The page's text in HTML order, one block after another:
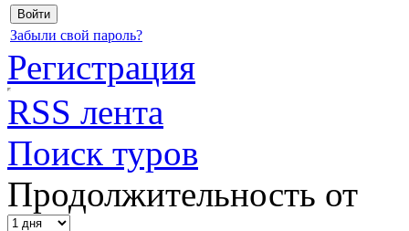
Забыли свой пароль?
Регистрация
RSS лента
Поиск туров
Продолжительность от